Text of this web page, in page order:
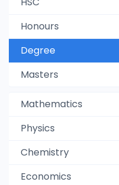
Honours
Degree
Masters
Mathematics
Physics
Chemistry
Economics